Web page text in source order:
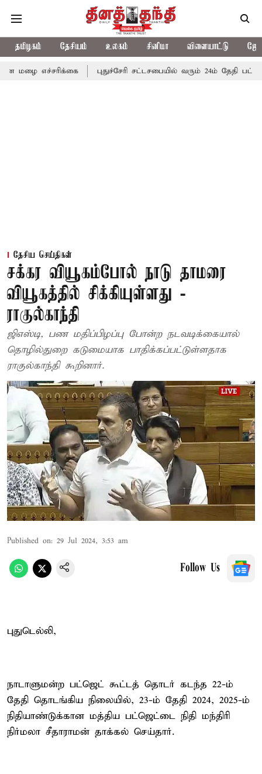
தமிழகம் தேசியம் உலகம் சினிமா விளையாட்டு
புதுச்சேரி சட்டசபையில் வரும் 24ம் தேதி பட்ஜெட்
தேசிய செய்திகள்
சக்கர வியூகம்போல் நாடு தாமரை
வியூகத்தில் சிக்கியுள்ளது -
ராகுல்காந்தி
ஜிஎஸ்டி, பண மதிப்பிழப்பு போன்ற நடவடிக்கையால்
தொழில்துறை கடுமையாக பாதிக்கப்பட்டுள்ளதாக
ராகுல்காந்தி கூறினார்.
Published on: 29 Jul 2024, 3:53 am
Follow Us
புதுடெல்லி,
நாடாளுமன்ற பட்ஜெட் கூட்டத் தொடர் கடந்த 22-ம்
தேதி தொடங்கிய நிலையில், 23-ம் தேதி 2024, 2025-ம்
நிதியாண்டுக்கான மத்திய பட்ஜெட்டை நிதி மந்திரி
நிர்மலா சீதாராமன் தாக்கல் செய்தார்.